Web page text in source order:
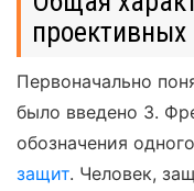
Первоначально
было введено З.
обозначения
защит. Человек,